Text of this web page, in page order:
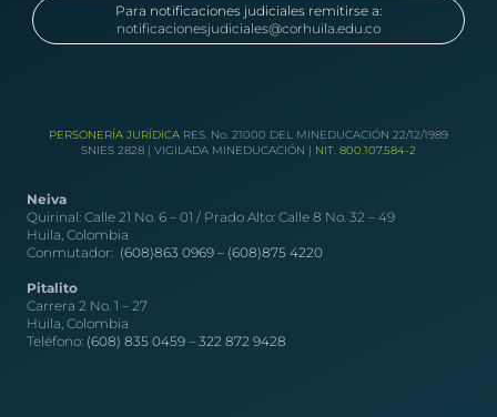
Para notificaciones judiciales remitirse a:
notificacionesjudiciales@corhuila.edu.co
PERSONERÍA JURÍDICA RES. No. 21000 DEL MINEDUCACIÓN 22/12/1989
SNIES 2828 | VIGILADA MINEDUCACIÓN | NIT. 800.107.584-2
Neiva
Quirinal: Calle 21 No. 6 – 01 / Prado Alto: Calle 8 No. 32 – 49
Huila, Colombia
Conmutador: (608)863 0969 – (608)875 4220
Pitalito
Carrera 2 No. 1 – 27
Huila, Colombia
Teléfono: (608) 835 0459 – 322 872 9428